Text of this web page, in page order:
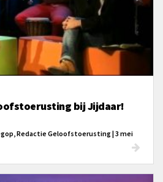
bij Jijdaar!
Redactie Geloofstoerusting | 3 mei